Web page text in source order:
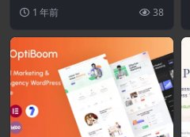
1 年前 38